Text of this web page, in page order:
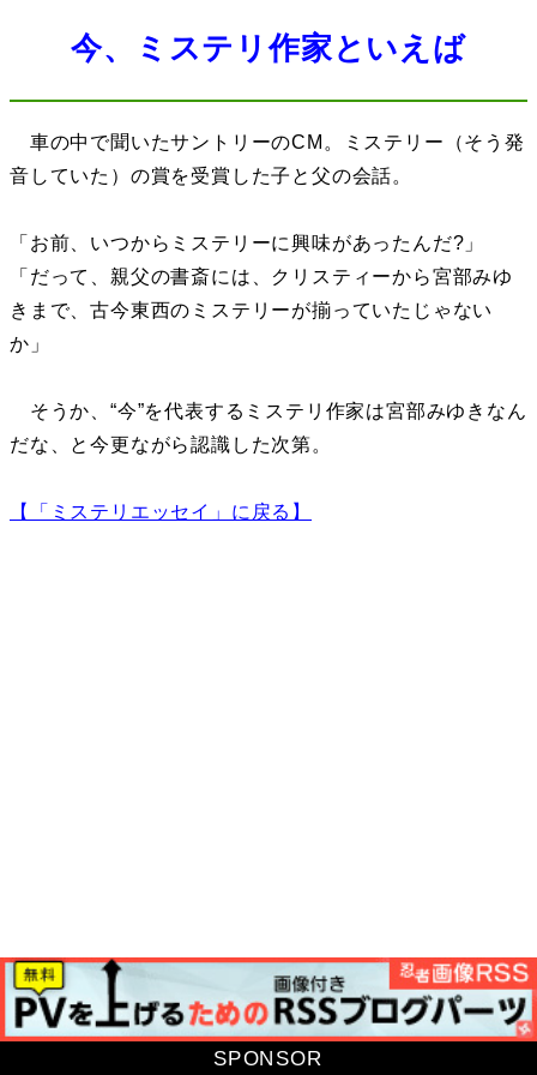
今、ミステリ作家といえば
車の中で聞いたサントリーのCM。ミステリー（そう発
音していた）の賞を受賞した子と父の会話。
「お前、いつからミステリーに興味があったんだ?」
「だって、親父の書斎には、クリスティーから宮部みゆ
きまで、古今東西のミステリーが揃っていたじゃない
か」
そうか、“今”を代表するミステリ作家は宮部みゆきなん
だな、と今更ながら認識した次第。
【「ミステリエッセイ」に戻る】
SPONSOR